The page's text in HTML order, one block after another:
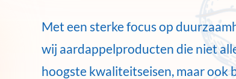
Met een sterke focus op
wij aardappelproducten die niet
hoogste kwaliteitseisen, maar ook